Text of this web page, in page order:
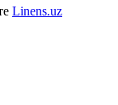
Linens.uz